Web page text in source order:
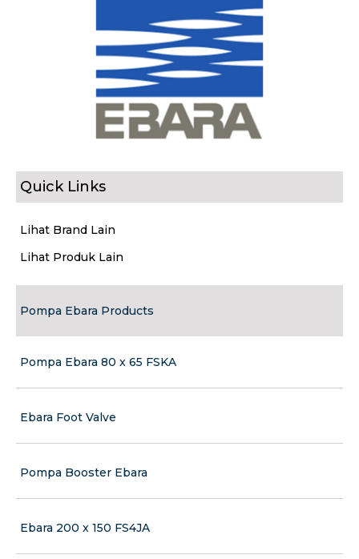
Quick Links
Lihat Brand Lain
Lihat Produk Lain
Pompa Ebara Products
Pompa Ebara 80 x 65 FSKA
Ebara Foot Valve
Pompa Booster Ebara
Ebara 200 x 150 FS4JA